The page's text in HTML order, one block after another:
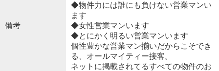
備考
◆物件力には誰にも負けない営業マンい
ます
◆女性営業マンいます
◆とにかく明るい営業マンいます
個性豊かな営業マン揃いだからこそでき
る、オールマイティー接客。
ネットに掲載されてるすべての物件のお